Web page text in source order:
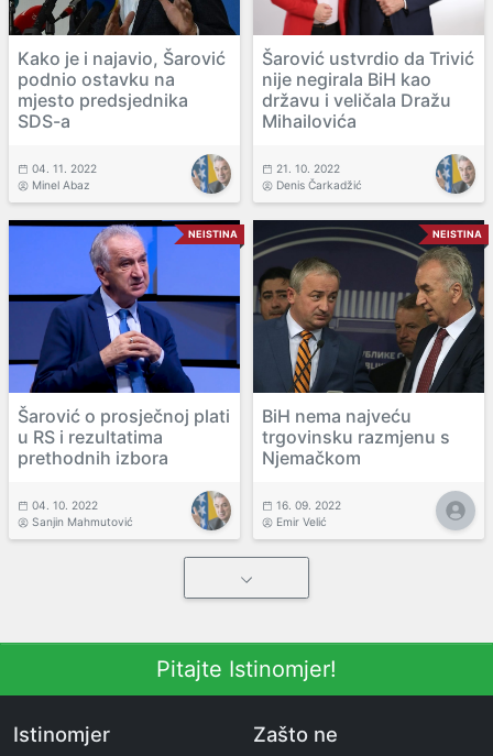
Kako je i najavio, Šarović
podnio ostavku na
mjesto predsjednika
SDS-a
04. 11. 2022
Minel Abaz
Šarović ustvrdio da Trivić
nije negirala BiH kao
državu i veličala Dražu
Mihailovića
21. 10. 2022
Denis Čarkadžić
NEISTINA
Šarović o prosječnoj plati
u RS i rezultatima
prethodnih izbora
04. 10. 2022
Sanjin Mahmutović
NEISTINA
BiH nema najveću
trgovinsku razmjenu s
Njemačkom
16. 09. 2022
Emir Velić
Pitajte Istinomjer!
Istinomjer Zašto ne